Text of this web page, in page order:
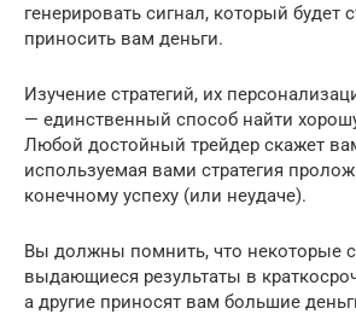
генерировать сигнал, который будет
приносить вам деньги.
Изучение стратегий, их
— единственный способ найти
Любой достойный трейдер скажет
используемая вами стратегия
конечному успеху (или неудаче).
Вы должны помнить, что некоторые
выдающиеся результаты в
а другие приносят вам большие